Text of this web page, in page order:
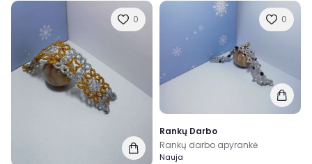
0 0
Rankų Darbo
Rankų darbo apyrankė
Nauja